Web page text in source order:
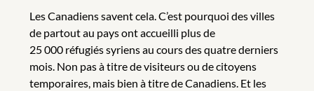
Les Canadiens savent cela. C’est pourquoi des villes
de partout au pays ont accueilli plus de
25 000 réfugiés syriens au cours des quatre derniers
mois. Non pas à titre de visiteurs ou de citoyens
temporaires, mais bien à titre de Canadiens. Et les